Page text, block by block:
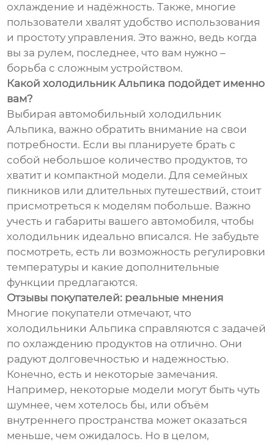
охлаждение и надёжность. Также, многие
пользователи хвалят удобство использования
и простоту управления. Это важно, ведь когда
вы за рулем, последнее, что вам нужно –
борьба с сложным устройством.
Какой холодильник Альпика подойдет именно
вам?
Выбирая автомобильный холодильник
Альпика, важно обратить внимание на свои
потребности. Если вы планируете брать с
собой небольшое количество продуктов, то
хватит и компактной модели. Для семейных
пикников или длительных путешествий, стоит
присмотреться к моделям побольше. Важно
учесть и габариты вашего автомобиля, чтобы
холодильник идеально вписался. Не забудьте
посмотреть, есть ли возможность регулировки
температуры и какие дополнительные
функции предлагаются.
Отзывы покупателей: реальные мнения
Многие покупатели отмечают, что
холодильники Альпика справляются с задачей
по охлаждению продуктов на отлично. Они
радуют долговечностью и надежностью.
Конечно, есть и некоторые замечания.
Например, некоторые модели могут быть чуть
шумнее, чем хотелось бы, или объём
внутреннего пространства может оказаться
меньше, чем ожидалось. Но в целом,